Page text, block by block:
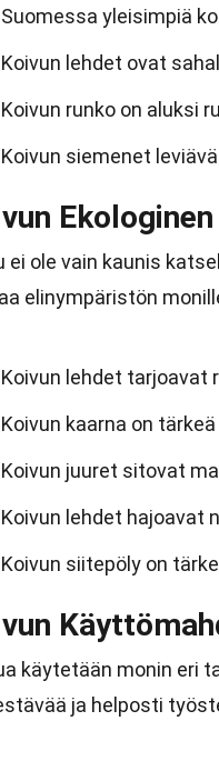
Suomessa yleisimpiä
Koivun lehdet ovat
Koivun runko on aluksi
Koivun siemenet
ei ole vain kaunis
elinympäristön
Koivun lehdet tarjoavat
Koivun kaarna on
Koivun juuret sitovat
Koivun lehdet hajoavat
Koivun siitepöly on
käytetään monin eri
ja helposti